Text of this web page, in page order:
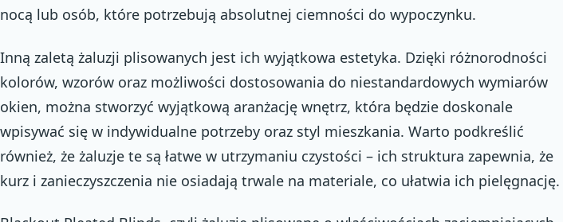
nocą lub osób, które potrzebują absolutnej ciemności do wypoczynku.
Inną zaletą żaluzji plisowanych jest ich wyjątkowa estetyka. Dzięki różnorodności
kolorów, wzorów oraz możliwości dostosowania do niestandardowych wymiarów
okien, można stworzyć wyjątkową aranżację wnętrz, która będzie doskonale
wpisywać się w indywidualne potrzeby oraz styl mieszkania. Warto podkreślić
również, że żaluzje te są łatwe w utrzymaniu czystości – ich struktura zapewnia, że
kurz i zanieczyszczenia nie osiadają trwale na materiale, co ułatwia ich pielęgnację.